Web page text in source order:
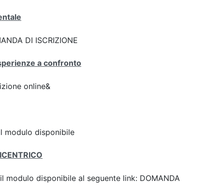
DI ISCRIZIONE
a confronto
online&
modulo disponibile
disponibile al seguente link: DOMANDA